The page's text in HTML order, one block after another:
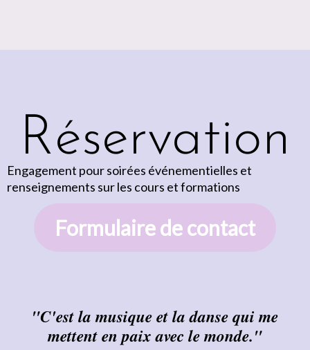
Réservation
Engagement pour soirées événementielles et
renseignements sur les cours et formations
Formulaire de contact
"C'est la musique et la danse qui me
mettent en paix avec le monde."